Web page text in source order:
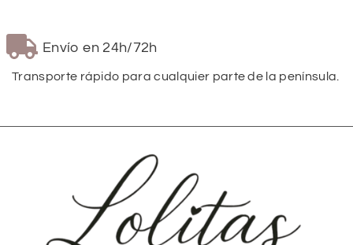
Envío en 24h/72h
Transporte rápido para cualquier parte de la península.